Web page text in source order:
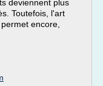
deviennent plus
Toutefois, l'art
encore,